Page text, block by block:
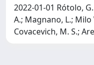
2022-01-01 Rótolo,
A.; Magnano, L.; Milo
Covacevich, M. S.;